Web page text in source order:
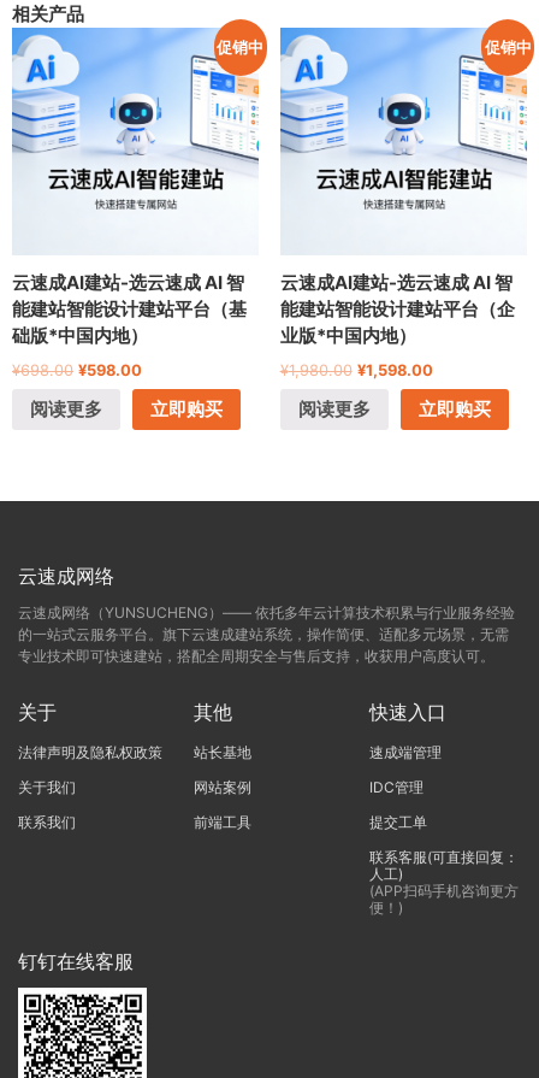
相关产品
促销中
云速成AI建站-选云速成 AI 智
能建站智能设计建站平台（基
础版*中国内地）
¥698.00 ¥598.00
阅读更多 立即购买
促销中
云速成AI建站-选云速成 AI 智
能建站智能设计建站平台（企
业版*中国内地）
¥1,980.00 ¥1,598.00
阅读更多 立即购买
云速成网络
云速成网络（YUNSUCHENG）—— 依托多年云计算技术积累与行业服务经验
的一站式云服务平台。旗下云速成建站系统，操作简便、适配多元场景，无需
专业技术即可快速建站，搭配全周期安全与售后支持，收获用户高度认可。
关于
法律声明及隐私权政策
关于我们
联系我们
其他
站长基地
网站案例
前端工具
快速入口
速成端管理
IDC管理
提交工单
联系客服(可直接回复：
人工)
(APP扫码手机咨询更方
便！)
钉钉在线客服